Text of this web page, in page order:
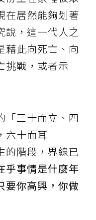
在居然能夠划著
說，這一代人之
藉此向死亡、向
挑戰，或者示
「三十而立、四
六十而耳
階段，界線已
乎事情是什麼年
要你高興，你做